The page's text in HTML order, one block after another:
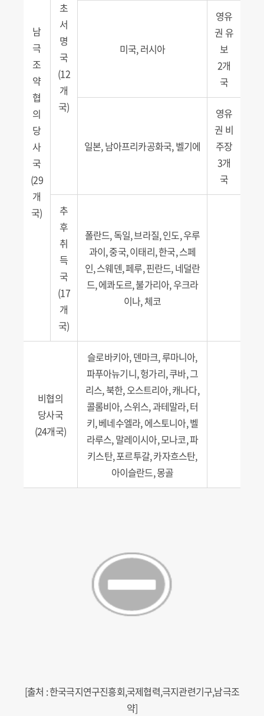
남
극
조
약
협
의
당
사
국
(29
개
국)
초
서
명
국
(12
개
국)
미국, 러시아
영유
권 유
보
2개
국
일본, 남아프리카공화국, 벨기에
영유
권 비
주장
3개
국
추
후
취
득
국
(17
개
국)
폴란드, 독일, 브라질, 인도, 우루
과이, 중국, 이태리, 한국, 스페
인, 스웨덴, 페루, 핀란드, 네덜란
드, 에콰도르, 불가리아, 우크라
이나, 체코
비협의
당사국
(24개국)
슬로바키아, 덴마크, 루마니아,
파푸아뉴기니, 헝가리, 쿠바, 그
리스, 북한, 오스트리아, 캐나다,
콜롬비아, 스위스, 과테말라, 터
키, 베네수엘라, 에스토니아, 벨
라루스, 말레이시아, 모나코, 파
키스탄, 포르투갈, 카자흐스탄,
아이슬란드, 몽골
[출처 : 한국극지연구진흥회,국제협력,극지관련기구,남극조
약]